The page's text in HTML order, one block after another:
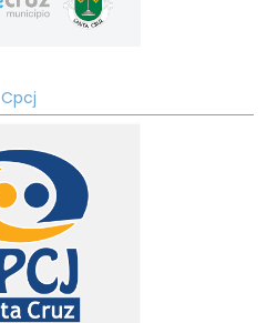
Cpcj